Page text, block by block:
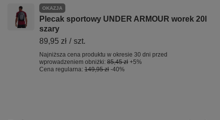
OKAZJA
Plecak sportowy UNDER ARMOUR worek 20l
szary
89,95 zł / szt.
Najniższa cena produktu w okresie 30 dni przed
wprowadzeniem obniżki: 85,45 zł +5%
Cena regularna: 149,95 zł -40%